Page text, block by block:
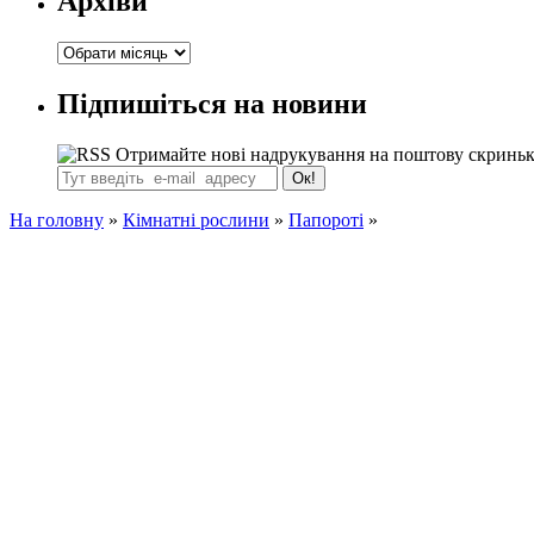
Архіви
Підпишіться на новини
Отримайте нові надрукування на поштову
На головну » Кімнатні рослини » Папороті »